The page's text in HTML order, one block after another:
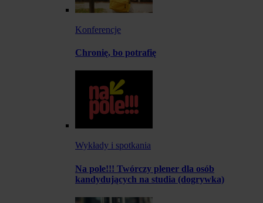
Konferencje
Chronię, bo potrafię
Wykłady i spotkania
Na pole!!! Twórczy plener dla osób
kandydujących na studia (dogrywka)